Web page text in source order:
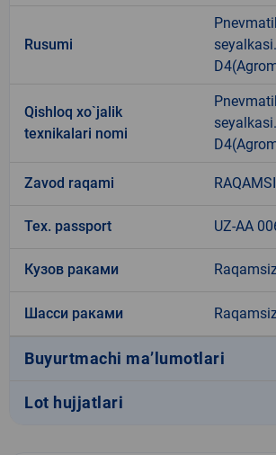
Rusumi
Qishloq xo`jalik
texnikalari nomi
Zavod raqami
Tex. passport UZ-AA
Кузов раками
Шасси раками
Buyurtmachi ma’lumotlari
Lot hujjatlari